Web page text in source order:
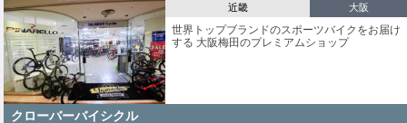
近畿 大阪
世界トップブランドのスポーツバイクをお届け
する 大阪梅田のプレミアムショップ
クローバーバイシクル